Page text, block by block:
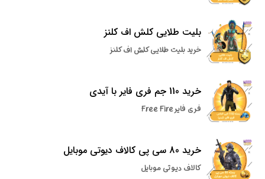
بلیت طلایی کلش اف کلنز
خرید بلیت طلایی کلش اف کلنز
خرید 110 جم فری فایر با آیدی
فری فایر Free Fire
خرید 80 سی پی کالاف دیوتی موبایل
کالاف دیوتی موبایل